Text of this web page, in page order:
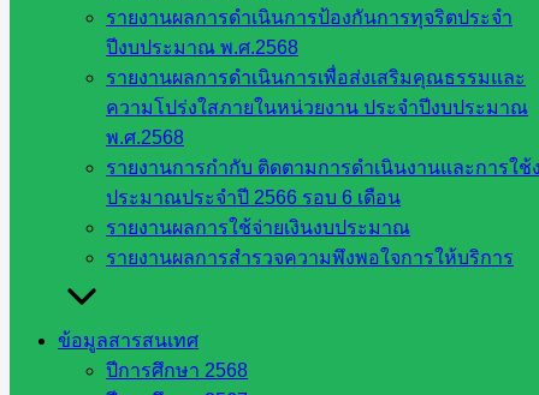
รายงานผลการดำเนินการป้องกันการทุจริตประจำ
ปีงบประมาณ พ.ศ.2568
รายงานผลการดำเนินการเพื่อส่งเสริมคุณธรรมและ
ความโปร่งใสภายในหน่วยงาน ประจำปีงบประมาณ
พ.ศ.2568
รายงานการกำกับ ติดตามการดำเนินงานและการใช้
ประมาณประจำปี 2566 รอบ 6 เดือน
รายงานผลการใช้จ่ายเงินงบประมาณ
รายงานผลการสำรวจความพึงพอใจการให้บริการ
ข้อมูลสารสนเทศ
ปีการศึกษา 2568
ตุลาคม 7, 2024ตุลาคม 7, 2024
วารสาร ประชาสัมพันธ์
ดำเนินการตรวจเยี่ยมเพื่อติดตาม และ
นิเทศการศึกษาโดยคณะกรรมการติดตาม
ตรวจสอบ ประเมินผลและนิเทศการศึกษา
(ก.ต.ป.น.) ของเขตพื้นที่การศึกษา ประจำ
ปีงบประมาณ 2567